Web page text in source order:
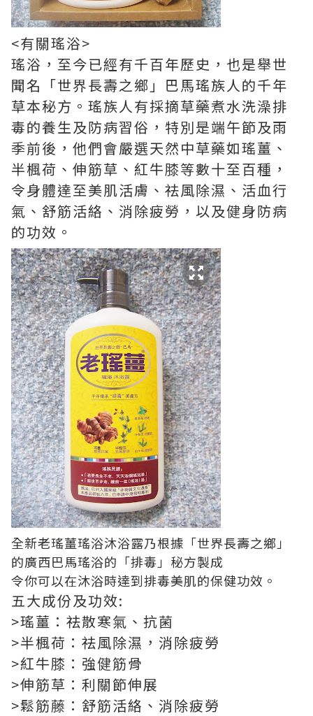
<有關瑤浴>
瑤浴，至今已經有千百年歷史，也是舉世
聞名「世界長壽之鄉」巴馬瑤族人的千年
草本秘方。瑤族人有採摘草藥煮水洗澡排
毒的養生及防病習俗，特別是端午節及雨
季前後，他們會嚴選天然中草藥如瑤薑、
半楓荷、伸筋草、紅牛膝等數十至百種，
令身體達至美肌活膚、祛風除濕、活血行
氣、舒筋活絡、消除疲勞，以及健身防病
的功效。
全新老瑤薑瑤浴沐浴露乃根據「世界長壽之鄉」
的廣西巴馬瑤浴的「排毒」秘方製成
令你可以在沐浴時達到排毒美肌的保健功效。
五大成份及功效:
>瑤薑：祛散寒氣、抗菌
>半楓荷：祛風除濕，消除疲勞
>紅牛膝：強健筋骨
>伸筋草：利關節伸展
>鬆筋藤：舒筋活絡、消除疲勞